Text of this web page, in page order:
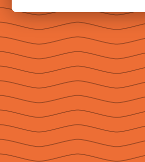
Le Raccolte
Don Egidio Viganò
Don Juan E. Vecchi
Don Pasqual V. Chavez
Don Ángel F. Artime
Don Fabio Attard
Social
Seguici su Facebook
Seguici su Instagram
Seguici su YouTube